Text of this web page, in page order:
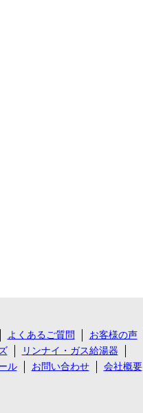
よくあるご質問
お客様の声
リンナイ・ガス給湯器
ル お問い合わせ
会社概要